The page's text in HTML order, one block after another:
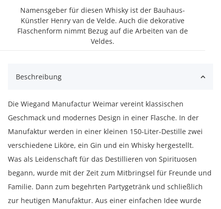
Namensgeber für diesen Whisky ist der Bauhaus-
Künstler Henry van de Velde. Auch die dekorative
Flaschenform nimmt Bezug auf die Arbeiten van de
Veldes.
Beschreibung
Die Wiegand Manufactur Weimar vereint klassischen
Geschmack und modernes Design in einer Flasche. In der
Manufaktur werden in einer kleinen 150-Liter-Destille zwei
verschiedene Liköre, ein Gin und ein Whisky hergestellt.
Was als Leidenschaft für das Destillieren von Spirituosen
begann, wurde mit der Zeit zum Mitbringsel für Freunde und
Familie. Dann zum begehrten Partygetränk und schließlich
zur heutigen Manufaktur. Aus einer einfachen Idee wurde